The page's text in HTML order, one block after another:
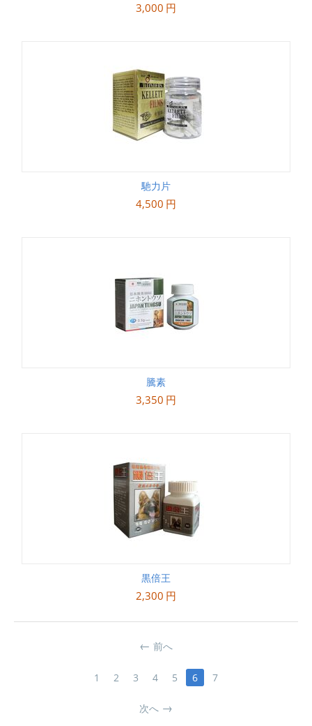
3,000 円
馳力片
4,500 円
騰素
3,350 円
黒倍王
2,300 円
前へ
1 2 3 4 5 6 7
次へ